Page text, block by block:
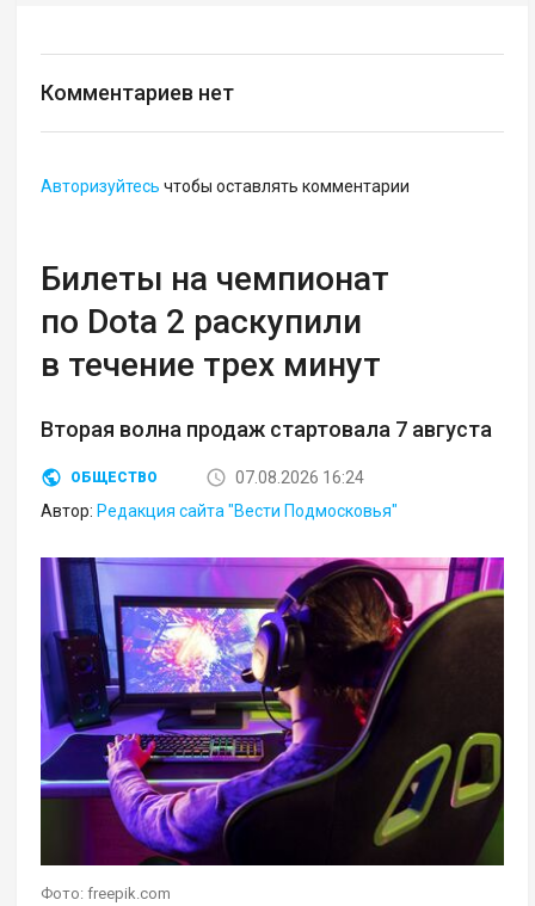
Комментариев нет
Авторизуйтесь чтобы оставлять комментарии
Билеты на чемпионат
по Dota 2 раскупили
в течение трех минут
Вторая волна продаж стартовала 7 августа
ОБЩЕСТВО
07.08.2026 16:24
Автор: Редакция сайта "Вести Подмосковья"
Фото: freepik.com